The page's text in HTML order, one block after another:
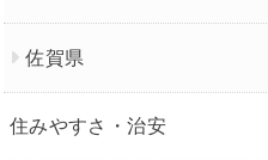
佐賀県
住みやすさ・治安